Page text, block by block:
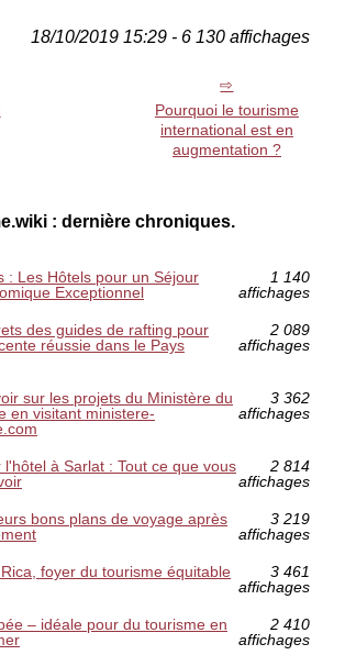
18/10/2019 15:29 - 6 130 affichages
Pourquoi le tourisme
international est en
augmentation ?
: dernière chroniques.
: Les Hôtels pour un Séjour
Exceptionnel
1 140
affichages
des guides de rafting pour
réussie dans le Pays
2 089
affichages
sur les projets du Ministère du
en visitant ministere-
3 362
affichages
l'hôtel à Sarlat : Tout ce que vous
2 814
affichages
bons plans de voyage après
3 219
affichages
foyer du tourisme équitable
3 461
affichages
– idéale pour du tourisme en
2 410
affichages